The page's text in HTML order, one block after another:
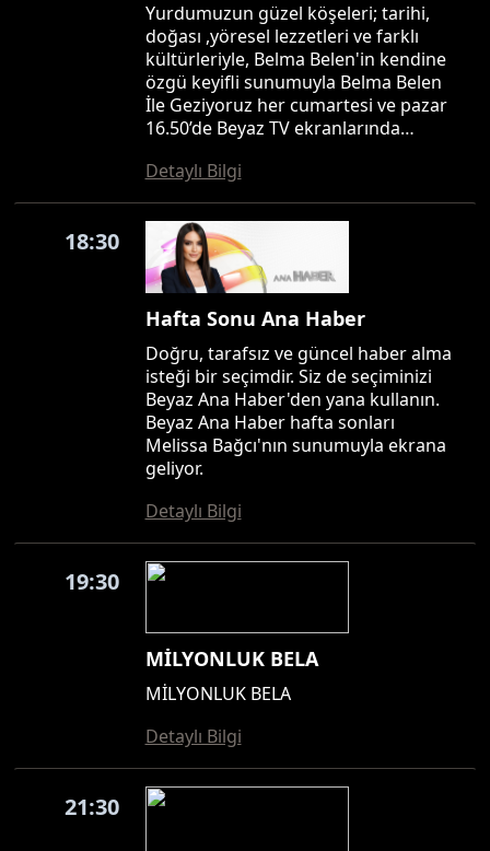
Yurdumuzun güzel köşeleri; tarihi,
doğası ,yöresel lezzetleri ve farklı
kültürleriyle, Belma Belen'in kendine
özgü keyifli sunumuyla Belma Belen
İle Geziyoruz her cumartesi ve pazar
16.50’de Beyaz TV ekranlarında…
Detaylı Bilgi
18:30
Hafta Sonu Ana Haber
Doğru, tarafsız ve güncel haber alma
isteği bir seçimdir. Siz de seçiminizi
Beyaz Ana Haber'den yana kullanın.
Beyaz Ana Haber hafta sonları
Melissa Bağcı'nın sunumuyla ekrana
geliyor.
Detaylı Bilgi
19:30
MİLYONLUK BELA
MİLYONLUK BELA
Detaylı Bilgi
21:30